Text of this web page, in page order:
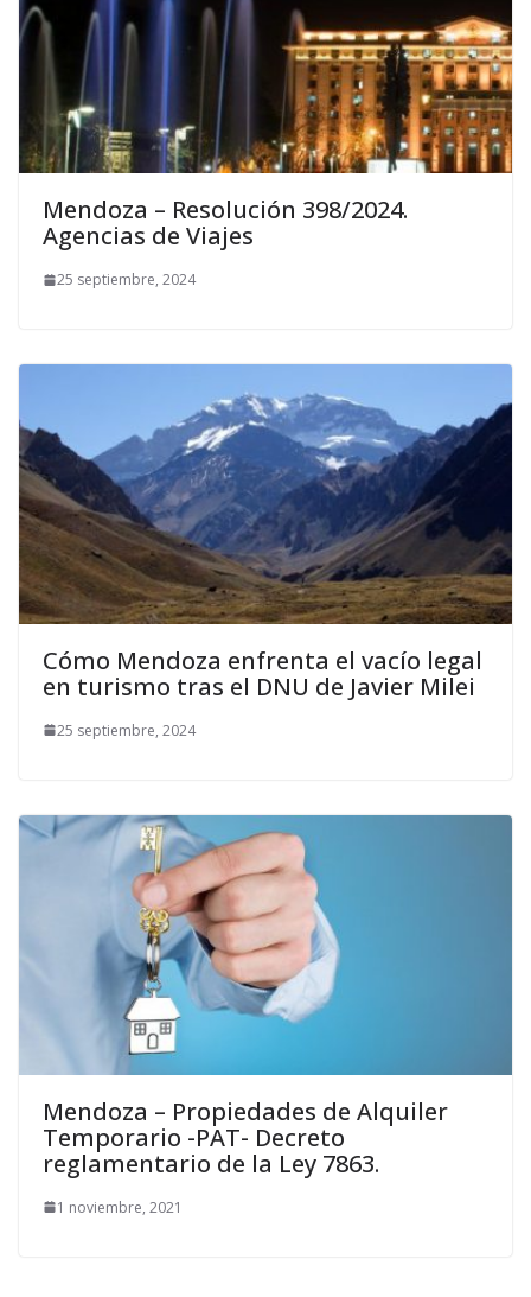
Mendoza – Resolución 398/2024.
Agencias de Viajes
25 septiembre, 2024
Cómo Mendoza enfrenta el vacío legal
en turismo tras el DNU de Javier Milei
25 septiembre, 2024
Mendoza – Propiedades de Alquiler
Temporario -PAT- Decreto
reglamentario de la Ley 7863.
1 noviembre, 2021